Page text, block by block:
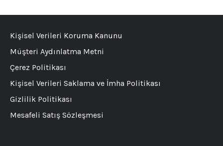
Kişisel Verileri Koruma Kanunu
Müşteri Aydınlatma Metni
Çerez Politikası
Kişisel Verileri Saklama ve İmha Politikası
Gizlilik Politikası
Mesafeli Satış Sözleşmesi